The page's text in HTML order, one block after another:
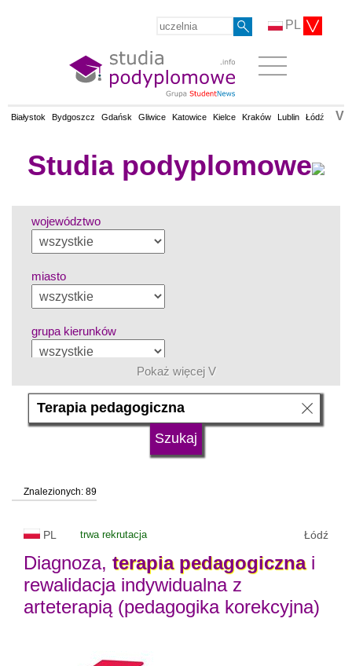
PL
Białystok Bydgoszcz Gdańsk Gliwice Katowice Kielce Kraków Lublin Łódź V
Studia podyplomowe
województwo
miasto
grupa kierunków
język
status uczelni
Pokaż więcej V
Znalezionych: 89
PL trwa rekrutacja Łódź
Diagnoza, terapia pedagogicznai
rewalidacja indywidualna z
arteterapią (pedagogika korekcyjna)